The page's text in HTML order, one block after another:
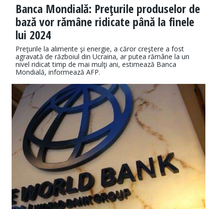
Banca Mondială: Preţurile produselor de
bază vor rămâne ridicate până la finele
lui 2024
Preţurile la alimente şi energie, a căror creştere a fost
agravată de războiul din Ucraina, ar putea rămâne la un
nivel ridicat timp de mai mulţi ani, estimează Banca
Mondială, informează AFP.